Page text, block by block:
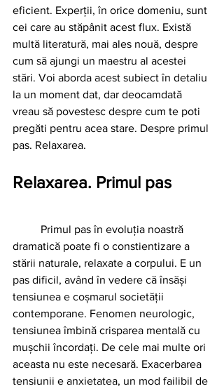
eficient. Experții, în orice domeniu, sunt
cei care au stăpânit acest flux. Există
multă literatură, mai ales nouă, despre
cum să ajungi un maestru al acestei
stări. Voi aborda acest subiect în detaliu
la un moment dat, dar deocamdată
vreau să povestesc despre cum te poti
pregăti pentru acea stare. Despre primul
pas. Relaxarea.
Relaxarea. Primul pas
dramatică poate fi o constientizare a
stării naturale, relaxate a corpului. E un
pas dificil, având în vedere că însăși
tensiunea e coșmarul societății
contemporane. Fenomen neurologic,
tensiunea îmbină crisparea mentală cu
mușchii încordați. De cele mai multe ori
aceasta nu este necesară. Exacerbarea
tensiunii e anxietatea, un mod failibil de